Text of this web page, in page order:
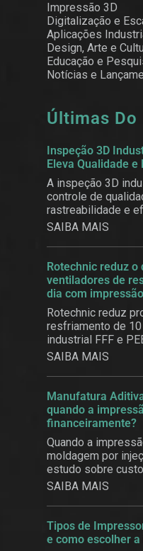
Impressão 3D
Digitalização e
Aplicações
Design, Arte e
Educação e
Notícias e
Últimas Do
Inspeção 3D
Eleva Qualidade
A inspeção 3D
controle de
rastreabilidade e
SAIBA MAIS
Rotechnic reduz
ventiladores de
dia com
Rotechnic reduz
resfriamento de
industrial FFF e
SAIBA MAIS
Manufatura
quando a
financeiramente?
Quando a
moldagem por
estudo sobre
customização em
SAIBA MAIS
Tipos de
e como escolher